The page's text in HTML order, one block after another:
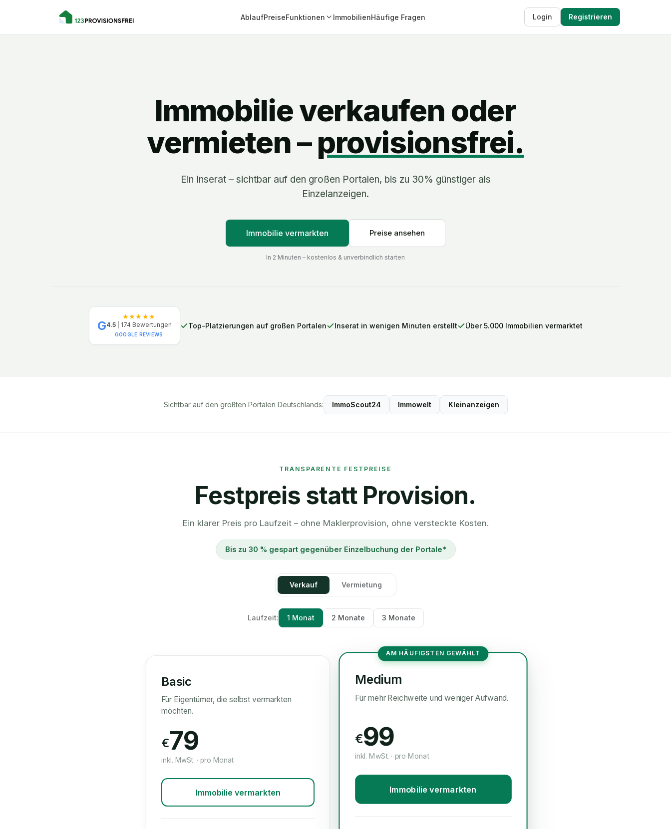
AblaufPreiseFunktionen ImmobilienHäufige Fragen Login Registrieren
Immobilie verkaufen oder
vermieten –provisionsfrei.
Ein Inserat – sichtbar auf den großen Portalen, bis zu 30% günstiger als
Einzelanzeigen.
Immobilie vermarkten Preise ansehen
In 2 Minuten – kostenlos & unverbindlich starten
G
★★★★★
4.5 174 Bewertungen
GOOGLE REVIEWS
Top-Platzierungen auf großen Portalen Inserat in wenigen Minuten erstellt Über 5.000 Immobilien vermarktet
Sichtbar auf den größten Portalen Deutschlands: ImmoScout24 Immowelt Kleinanzeigen
TRANSPARENTE FESTPREISE
Festpreis statt Provision.
Ein klarer Preis pro Laufzeit – ohne Maklerprovision, ohne versteckte Kosten.
Bis zu 30 % gespart gegenüber Einzelbuchung der Portale*
Verkauf Vermietung
Laufzeit: 1 Monat 2 Monate 3 Monate
Basic
Für Eigentümer, die selbst vermarkten
möchten.
€79
inkl. MwSt. · pro Monat
Immobilie vermarkten
AM HÄUFIGSTEN GEWÄHLT
Medium
Für mehr Reichweite und weniger Aufwand.
€99
inkl. MwSt. · pro Monat
Immobilie vermarkten